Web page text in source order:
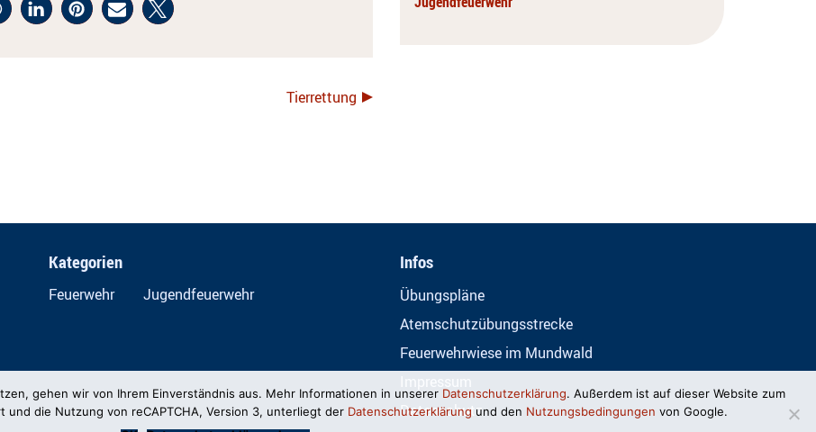
Tierrettung
Kategorien
Feuerwehr Jugendfeuerwehr
Infos
Übungspläne
Atemschutzübungsstrecke
Feuerwehrwiese im Mundwald
Datenschutz
gehen wir von Ihrem Einverständnis aus. Mehr Informationen in unserer Datenschutzerklärung. Außerdem ist auf dieser Website zum
und die Nutzung von reCAPTCHA, Version 3, unterliegt der Datenschutzerklärung und den Nutzungsbedingungen von Google.